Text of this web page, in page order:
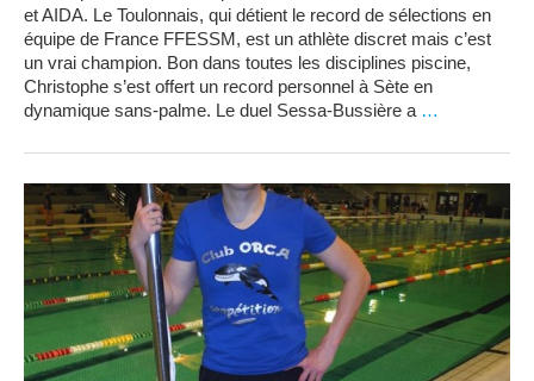
et AIDA. Le Toulonnais, qui détient le record de sélections en
équipe de France FFESSM, est un athlète discret mais c’est
un vrai champion. Bon dans toutes les disciplines piscine,
Christophe s’est offert un record personnel à Sète en
dynamique sans-palme. Le duel Sessa-Bussière a …